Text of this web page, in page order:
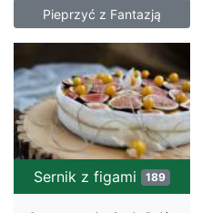
Pieprzyć z Fantazją
Sernik z figami 189